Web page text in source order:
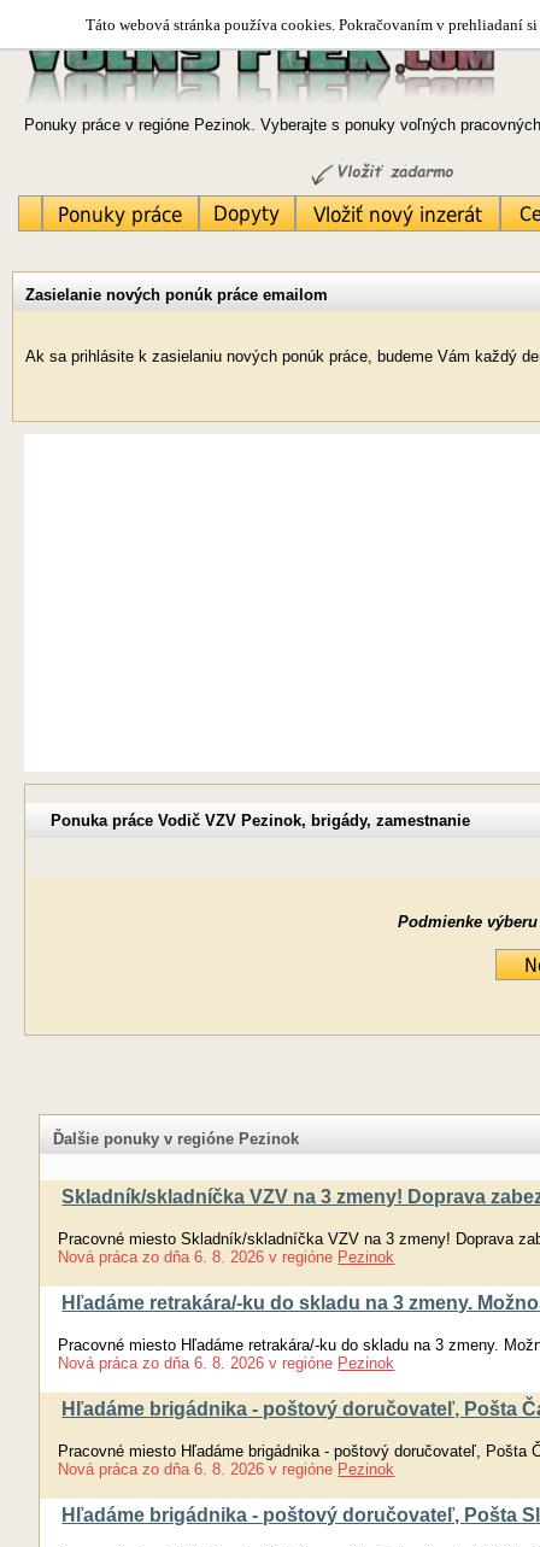
Táto webová stránka používa cookies. Pokračovaním v prehliadaní
Ponuky práce v regióne Pezinok. Vyberajte s ponuky voľných
Zasielanie nových ponúk práce emailom
Ak sa prihlásite k zasielaniu nových ponúk práce, budeme Vám každý
Ponuka práce Vodič VZV Pezinok, brigády, zamestnanie
Podmienke výberu
Ďalšie ponuky v regióne Pezinok
Skladník/skladníčka VZV na 3 zmeny! Doprava
Pracovné miesto Skladník/skladníčka VZV na 3 zmeny! Doprava
Nová práca zo dňa 6. 8. 2026 v regióne Pezinok
Hľadáme retrakára/-ku do skladu na 3 zmeny.
Pracovné miesto Hľadáme retrakára/-ku do skladu na 3 zmeny.
Nová práca zo dňa 6. 8. 2026 v regióne Pezinok
Hľadáme brigádnika - poštový doručovateľ, Pošta
Pracovné miesto Hľadáme brigádnika - poštový doručovateľ, Pošta
Nová práca zo dňa 6. 8. 2026 v regióne Pezinok
Hľadáme brigádnika - poštový doručovateľ, Pošta